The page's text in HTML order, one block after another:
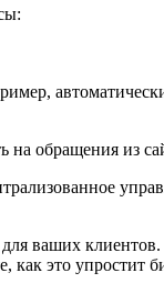
на обращения из
ваших
как это упростит